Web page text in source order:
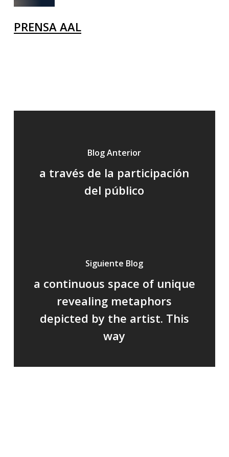
PRENSA AAL
Blog Anterior
a través de la participación
del público
Siguiente Blog
a continuous space of unique
revealing metaphors
depicted by the artist. This
way